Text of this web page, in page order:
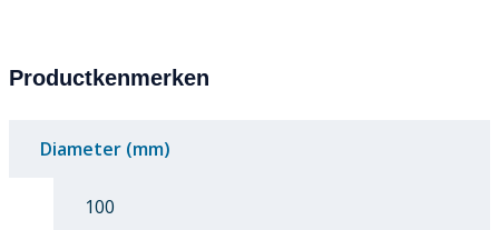
Productkenmerken
Diameter (mm)
100